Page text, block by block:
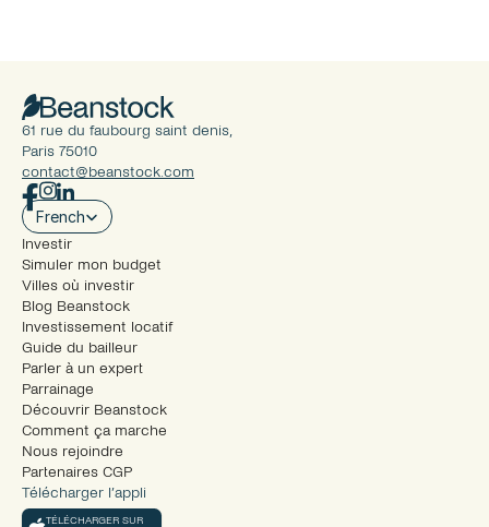
61 rue du faubourg saint denis,
Paris 75010
contact@beanstock.com
Select Language
French
Investir
Simuler mon budget
Villes où investir
Blog Beanstock
Investissement locatif
Guide du bailleur
Parler à un expert
Parrainage
Découvrir Beanstock
Comment ça marche
Nous rejoindre
Partenaires CGP
Télécharger l’appli
TÉLÉCHARGER SUR